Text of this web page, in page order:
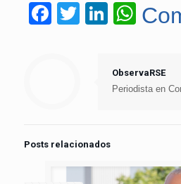
Facebook
Twitter
ObservaRSE
Periodista en
Posts relacionados